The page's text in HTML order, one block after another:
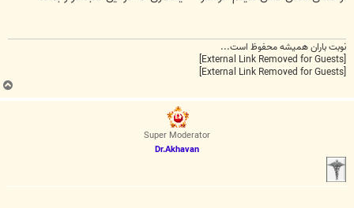
نوبت باران هميشه محفوظ است...
ب
ا
Super Moderator
Dr.Akhavan